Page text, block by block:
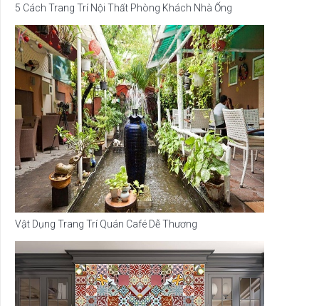
5 Cách Trang Trí Nội Thất Phòng Khách Nhà Ống
Vật Dụng Trang Trí Quán Café Dễ Thương